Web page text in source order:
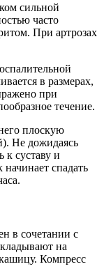
сильной
часто
При артрозах
в размерах,
при
течение.
плоскую
Не дожидаясь
суставу и
спадать
в сочетании с
на
Компресс